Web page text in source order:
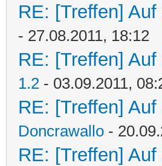
RE: [Treffen]
- 27.08.2011, 18:12
RE: [Treffen]
1.2 - 03.09.2011,
RE: [Treffen]
Doncrawallo -
RE: [Treffen]